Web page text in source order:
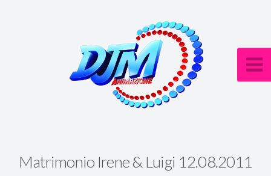
Matrimonio Irene & Luigi 12.08.2011